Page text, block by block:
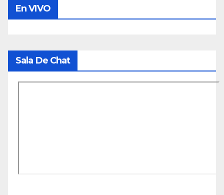
En VIVO
Sala De Chat